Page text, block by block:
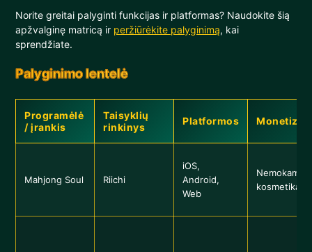
Norite greitai palyginti funkcijas ir platformas? Naudokite šią
apžvalginę matricą ir peržiūrėkite palyginimą, kai
sprendžiate.
Palyginimo lentelė
Programėlė
/ įrankis
Taisyklių
rinkinys
Platformos
Mahjong Soul Riichi
iOS,
Android,
Web
Nemokama
kosmetika